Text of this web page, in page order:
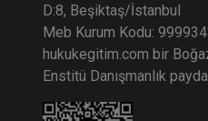
D:8, Beşiktaş/İstanbul
Meb Kurum Kodu:
hukukegitim.com bir
Enstitü Danışmanlık